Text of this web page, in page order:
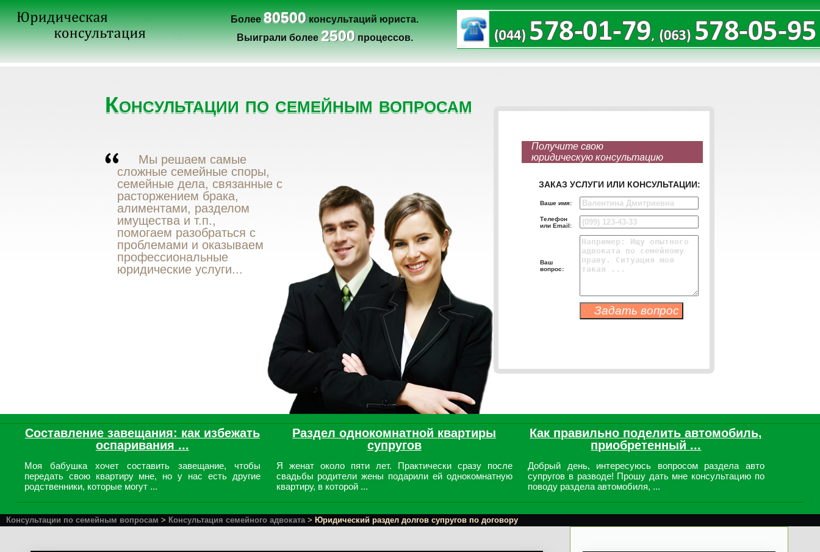
Более80500консультаций юриста.
Выиграли более2500процессов.
Консультации по семейным вопросам
Мы решаем самые
сложные семейные споры,
семейные дела, связанные с
расторжением брака,
алиментами, разделом
имущества и т.п.,
помогаем разобраться с
проблемами и оказываем
профессиональные
юридические услуги...
Составление завещания: как избежать
оспаривания ...
Моя бабушка хочет составить завещание, чтобы
передать свою квартиру мне, но у нас есть другие
родственники, которые могут ...
Раздел однокомнатной квартиры
супругов
Я женат около пяти лет. Практически сразу после
свадьбы родители жены подарили ей однокомнатную
квартиру, в которой ...
Как правильно поделить автомобиль,
приобретенный ...
Добрый день, интересуюсь вопросом раздела авто
супругов в разводе! Прошу дать мне консультацию по
поводу раздела автомобиля, ...
Консультации по семейным вопросам > Консультация семейного адвоката> Юридический раздел долгов супругов по договору